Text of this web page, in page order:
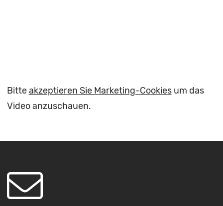
Bitteakzeptieren Sie Marketing-Cookiesum das
Video anzuschauen.